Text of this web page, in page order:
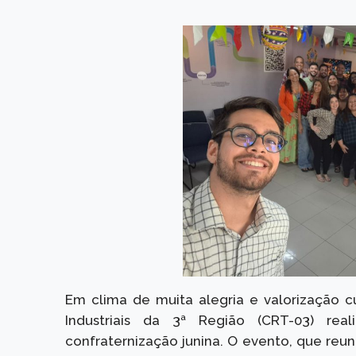
Em clima de muita alegria e valorização
Industriais da 3ª Região (CRT-03)
confraternização junina. O evento, que